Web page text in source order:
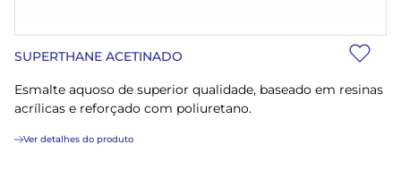
SUPERTHANE ACETINADO
Esmalte aquoso de superior qualidade, baseado em resinas
acrílicas e reforçado com poliuretano.
Ver detalhes do produto